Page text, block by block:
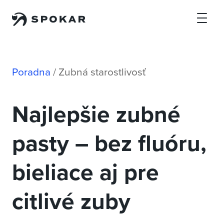
Poradna / Zubná starostlivosť
Najlepšie zubné
pasty – bez fluóru,
bieliace aj pre
citlivé zuby